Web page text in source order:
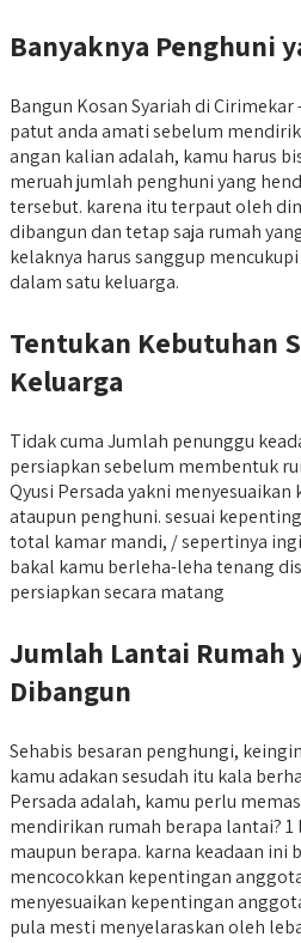
Banyaknya Penghuni
Bangun Kosan Syariah di
patut anda amati sebelum
angan kalian adalah, kamu harus
meruah jumlah penghuni yang
tersebut. karena itu terpaut oleh
dibangun dan tetap saja rumah
kelaknya harus sanggup
dalam satu keluarga.
Tentukan Kebutuhan
Keluarga
Tidak cuma Jumlah penunggu
persiapkan sebelum membentuk
Qyusi Persada yakni
ataupun penghuni. sesuai
total kamar mandi, / sepertinya
bakal kamu berleha-leha tenang
persiapkan secara matang
Jumlah Lantai Rumah
Dibangun
Sehabis besaran penghungi,
kamu adakan sesudah itu kala
Persada adalah, kamu perlu
mendirikan rumah berapa lantai? 1
maupun berapa. karna keadaan ini
mencocokkan kepentingan
menyesuaikan kepentingan
pula mesti menyelaraskan oleh